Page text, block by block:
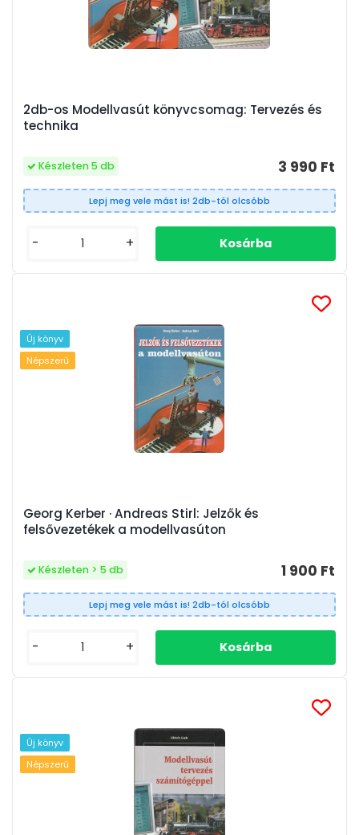
2db-os Modellvasút könyvcsomag: Tervezés és
technika
3 990 Ft
Készleten 5 db
Lepj meg vele mást is! 2db-tól olcsóbb
- +
Georg Kerber · Andreas Stirl: Jelzők és
felsővezetékek a modellvasúton
1 900 Ft
Készleten > 5 db
Lepj meg vele mást is! 2db-tól olcsóbb
- +
Új könyv
Népszerű
Új könyv
Népszerű